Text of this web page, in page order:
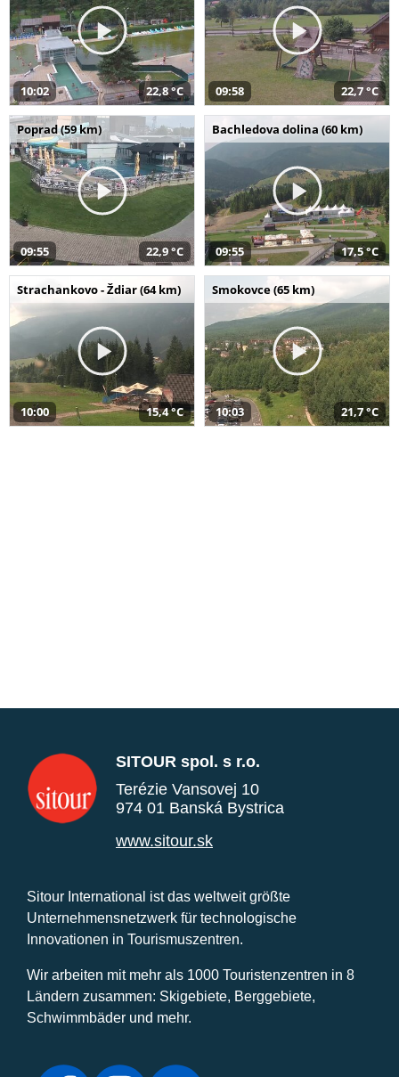
10:02 22,8 °C 09:58 22,7 °C
Poprad (59 km)
09:55 22,9 °C
Bachledova dolina (60 km)
09:55 17,5 °C
Strachankovo - Ždiar (64 km)
10:00 15,4 °C
Smokovce (65 km)
10:03 21,7 °C
SITOUR spol. s r.o.
Terézie Vansovej 10
974 01 Banská Bystrica
www.sitour.sk
Sitour International ist das weltweit größte
Unternehmensnetzwerk für technologische
Innovationen in Tourismuszentren.
Wir arbeiten mit mehr als 1000 Touristenzentren in 8
Ländern zusammen: Skigebiete, Berggebiete,
Schwimmbäder und mehr.